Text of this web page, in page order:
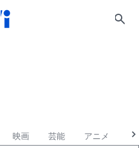
映画 芸能 アニメ